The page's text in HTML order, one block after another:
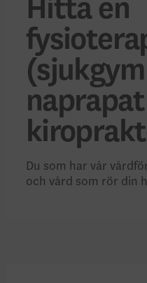
Hitta en
Du som har vår
och vård som rör din